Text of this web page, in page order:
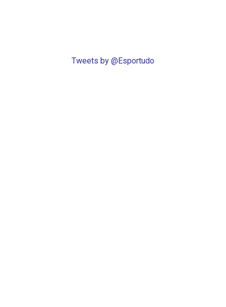
Tweets by @Esportudo